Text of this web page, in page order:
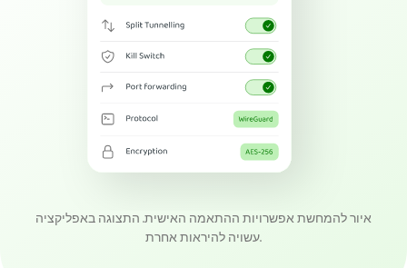
איור להמחשת אפשרויות ההתאמה האישית. התצוגה באפליקציה
עשויה להיראות אחרת.